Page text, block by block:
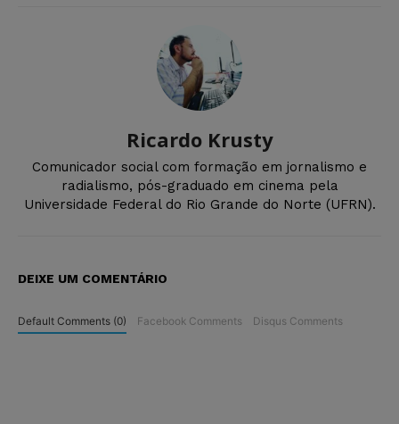
Ricardo Krusty
Comunicador social com formação em jornalismo e
radialismo, pós-graduado em cinema pela
Universidade Federal do Rio Grande do Norte (UFRN).
DEIXE UM COMENTÁRIO
Default Comments (0) Facebook Comments Disqus Comments